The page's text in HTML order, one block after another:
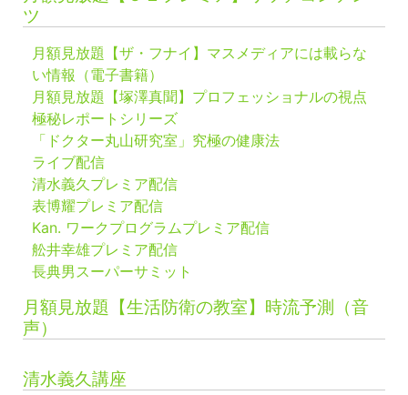
ツ
月額見放題【ザ・フナイ】マスメディアには載らな
い情報（電子書籍）
月額見放題【塚澤真聞】プロフェッショナルの視点
極秘レポートシリーズ
「ドクター丸山研究室」究極の健康法
ライブ配信
清水義久プレミア配信
表博耀プレミア配信
Kan. ワークプログラムプレミア配信
舩井幸雄プレミア配信
長典男スーパーサミット
月額見放題【生活防衛の教室】時流予測（音
声）
清水義久講座